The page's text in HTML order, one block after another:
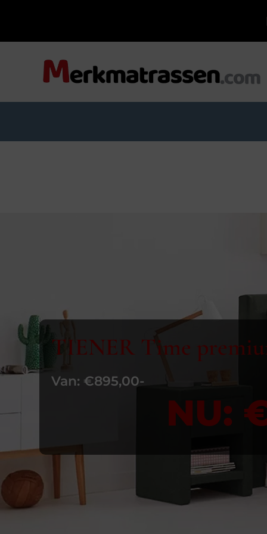
TIENER Time
Van: €895,00-
NU: